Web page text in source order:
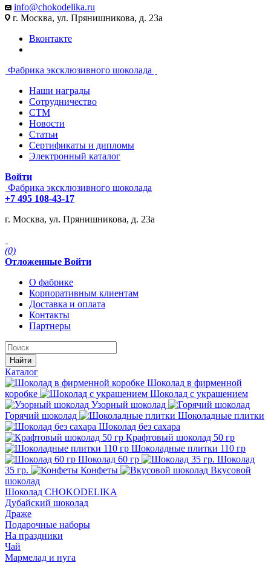
info@chokodelika.ru
г. Москва, ул. Прянишникова, д. 23а
Вконтакте
Фабрика эксклюзивного шоколада
Наши награды
Сотрудничество
СТМ
Новости
Статьи
Сертификаты и дипломы
Электронный каталог
Войти
Фабрика эксклюзивного шоколада
+7 495 108-43-17
г. Москва, ул. Прянишникова, д. 23а
(0)
Отложенные Войти
О фабрике
Корпоративным клиентам
Доставка и оплата
Контакты
Партнеры
Найти
Каталог
Шоколад в фирменной
коробке
Шоколад с украшением
Узорный шоколад
Горячий шоколад
Шоколадные плитки
Шоколад без сахара
Крафтовый шоколад 50 гр
Шоколадные плитки 110 гр
Шоколад 60 гр
Шоколад
35 гр.
Конфеты
Вкусовой
шоколад
Шоколад CHOKODELIKA
Дубайский шоколад
Драже
Подарочные наборы
На праздники
Чай
Мармелад и нуга